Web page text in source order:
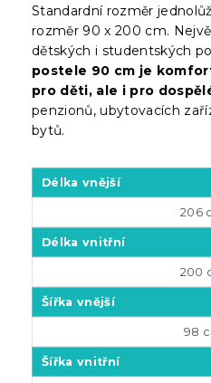
Standardní rozměr
rozměr 90 x 200 cm.
dětských i studentských
postele 90 cm je
pro děti, ale i pro
penzionů, ubytovacích
bytů.
Délka vnější
206
Délka vnitřní
200
Šířka vnější
98
Šířka vnitřní